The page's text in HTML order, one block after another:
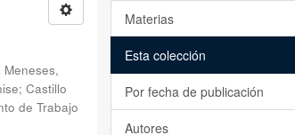
;Castillo
de Trabajo
Materias
Esta colección
Por fecha de publicación
Autores